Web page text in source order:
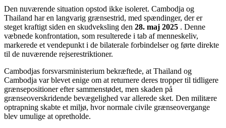
Den nuværende situation opstod ikke isoleret. Cambodja og
Thailand har en langvarig grænsestrid, med spændinger, der er
steget kraftigt siden en skudveksling den 28. maj 2025 . Denne
væbnede konfrontation, som resulterede i tab af menneskeliv,
markerede et vendepunkt i de bilaterale forbindelser og førte direkte
til de nuværende rejserestriktioner.
Cambodjas forsvarsministerium bekræftede, at Thailand og
Cambodja var blevet enige om at returnere deres tropper til tidligere
grænsepositioner efter sammenstødet, men skaden på
grænseoverskridende bevægelighed var allerede sket. Den militære
optrapning skabte et miljø, hvor normale civile grænseovergange
blev umulige at opretholde.